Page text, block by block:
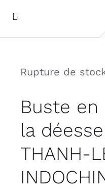
contenu
Toggle
Navigation
Rupture de
Buste en
la
THANH-